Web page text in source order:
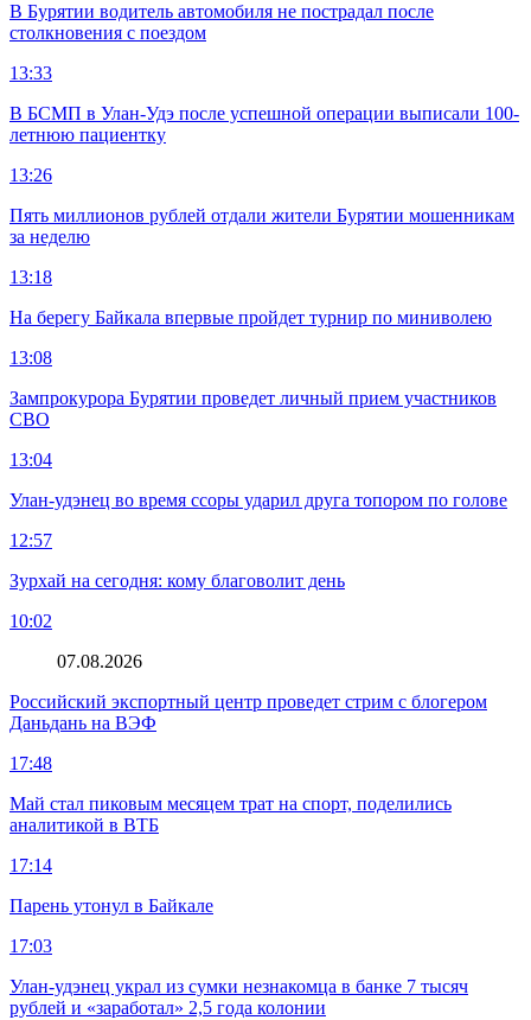
В Бурятии водитель автомобиля не пострадал после
столкновения с поездом
13:33
В БСМП в Улан-Удэ после успешной операции выписали 100-
летнюю пациентку
13:26
Пять миллионов рублей отдали жители Бурятии мошенникам
за неделю
13:18
На берегу Байкала впервые пройдет турнир по миниволею
13:08
Зампрокурора Бурятии проведет личный прием участников
СВО
13:04
Улан-удэнец во время ссоры ударил друга топором по голове
12:57
Зурхай на сегодня: кому благоволит день
10:02
07.08.2026
Российский экспортный центр проведет стрим с блогером
Даньдань на ВЭФ
17:48
Май стал пиковым месяцем трат на спорт, поделились
аналитикой в ВТБ
17:14
Парень утонул в Байкале
17:03
Улан-удэнец украл из сумки незнакомца в банке 7 тысяч
рублей и «заработал» 2,5 года колонии